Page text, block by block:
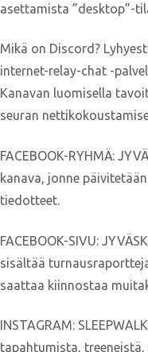
asettamista ”desktop”-
Mikä on Discord?
internet-relay-chat -
Kanavan luomisella
seuran
FACEBOOK-RYHMÄ:
kanava, jonne
tiedotteet.
FACEBOOK-SIVU:
sisältää
saattaa kiinnostaa
INSTAGRAM:
tapahtumista,